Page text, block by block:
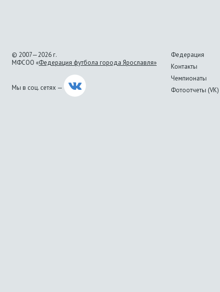
© 2007—2026 г.
МФСОО «Федерация футбола города Ярославля»
Мы в соц. сетях —
Федерация
Контакты
Чемпионаты
Фотоотчеты (VK)